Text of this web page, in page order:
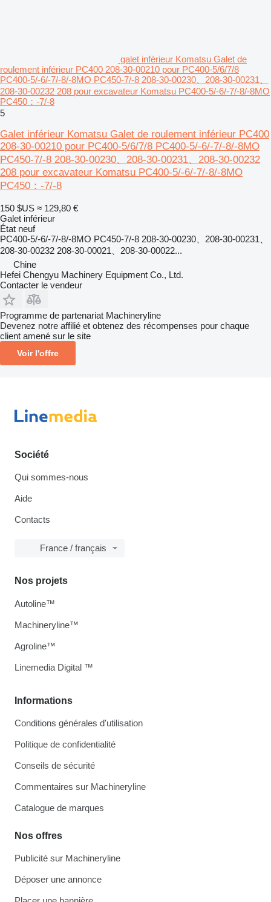
galet inférieur Komatsu Galet de
roulement inférieur PC400 208-30-00210 pour PC400-5/6/7/8
PC400-5/-6/-7/-8/-8MO PC450-7/-8 208-30-00230、208-30-00231、
208-30-00232 208 pour excavateur Komatsu PC400-5/-6/-7/-8/-8MO
PC450：-7/-8
5
Galet inférieur Komatsu Galet de roulement inférieur PC400
208-30-00210 pour PC400-5/6/7/8 PC400-5/-6/-7/-8/-8MO
PC450-7/-8 208-30-00230、208-30-00231、208-30-00232
208 pour excavateur Komatsu PC400-5/-6/-7/-8/-8MO
PC450：-7/-8
150 $US ≈ 129,80 €
Galet inférieur
État neuf
PC400-5/-6/-7/-8/-8MO PC450-7/-8 208-30-00230、208-30-00231、
208-30-00232 208-30-00021、208-30-00022...
Chine
Hefei Chengyu Machinery Equipment Co., Ltd.
Contacter le vendeur
Programme de partenariat Machineryline
Devenez notre affilié et obtenez des récompenses pour chaque
client amené sur le site
Voir l'offre
Société
Qui sommes-nous
Aide
Contacts
France / français
Informations
Conditions générales d'utilisation
Politique de confidentialité
Conseils de sécurité
Commentaires sur Machineryline
Catalogue de marques
Nos offres
Publicité sur Machineryline
Déposer une annonce
Nos projets
Autoline™
Machineryline™
Agroline™
Linemedia Digital ™